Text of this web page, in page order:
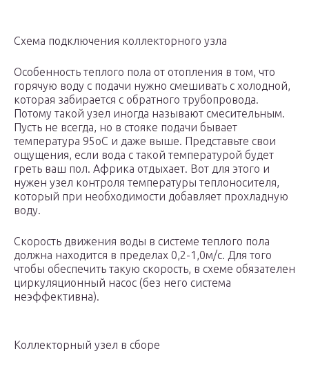
Схема подключения коллекторного узла
Особенность теплого пола от отопления в том, что
горячую воду с подачи нужно смешивать с холодной,
которая забирается с обратного трубопровода.
Потому такой узел иногда называют смесительным.
Пусть не всегда, но в стояке подачи бывает
температура 95оС и даже выше. Представьте свои
ощущения, если вода с такой температурой будет
греть ваш пол. Африка отдыхает. Вот для этого и
нужен узел контроля температуры теплоносителя,
который при необходимости добавляет прохладную
воду.
Скорость движения воды в системе теплого пола
должна находится в пределах 0,2-1,0м/с. Для того
чтобы обеспечить такую скорость, в схеме обязателен
циркуляционный насос (без него система
неэффективна).
Коллекторный узел в сборе